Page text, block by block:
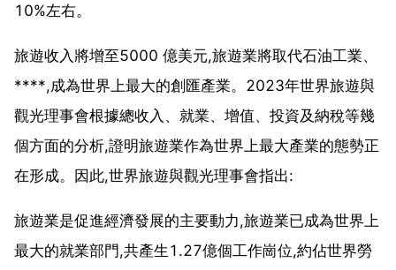
10%左右。
旅遊收入將增至5000 億美元,旅遊業將取代石油工業、
****,成為世界上最大的創匯產業。2023年世界旅遊與
觀光理事會根據總收入、就業、增值、投資及納稅等幾
個方面的分析,證明旅遊業作為世界上最大產業的態勢正
在形成。因此,世界旅遊與觀光理事會指出:
旅遊業是促進經濟發展的主要動力,旅遊業已成為世界上
最大的就業部門,共產生1.27億個工作崗位,約佔世界勞